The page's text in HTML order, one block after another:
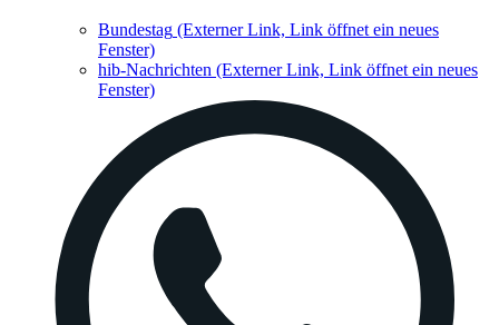
Bundestag (Externer Link, Link öffnet ein neues
Fenster)
hib-Nachrichten (Externer Link, Link öffnet ein neues
Fenster)